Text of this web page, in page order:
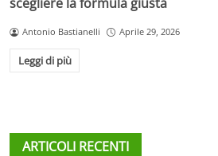
Antonio Bastianelli Aprile 29, 2026
Leggi di più
ARTICOLI RECENTI